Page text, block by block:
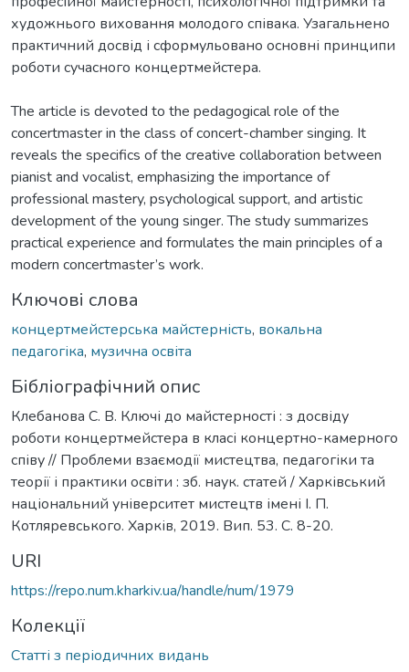
художнього виховання молодого співака. Узагальнено
практичний досвід і сформульовано основні принципи
роботи сучасного концертмейстера.
The article is devoted to the pedagogical role of the
concertmaster in the class of concert-chamber singing. It
reveals the specifics of the creative collaboration between
pianist and vocalist, emphasizing the importance of
professional mastery, psychological support, and artistic
development of the young singer. The study summarizes
practical experience and formulates the main principles of a
modern concertmaster’s work.
Ключові слова
концертмейстерська майстерність, вокальна
педагогіка, музична освіта
Бібліографічний опис
Клебанова С. В. Ключі до майстерності : з досвіду
роботи концертмейстера в класі концертно-камерного
співу // Проблеми взаємодії мистецтва, педагогіки та
теорії і практики освіти : зб. наук. статей / Харківський
національний університет мистецтв імені І. П.
Котляревського. Харків, 2019. Вип. 53. С. 8-20.
URI
https://repo.num.kharkiv.ua/handle/num/1979
Колекції
Статті з періодичних видань